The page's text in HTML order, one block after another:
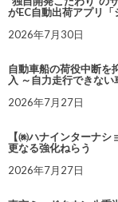
がEC自動出荷アプリ
2026年7月30日
自動車船の荷役中断を
入 ～自力走行できな
2026年7月27日
【㈱ハナインターナ
更なる強化ねらう
2026年7月27日